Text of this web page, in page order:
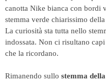
canotta Nike bianca con bordi
stemma verde chiarissimo
La curiosità sta tutta nello
indossata. Non ci risultano
che la ricordano.
Rimanendo sullo stemma